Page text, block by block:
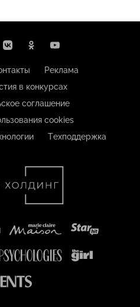
Реклама
в конкурсах
соглашение
cookies
Техподдержка